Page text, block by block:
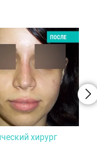
хирург